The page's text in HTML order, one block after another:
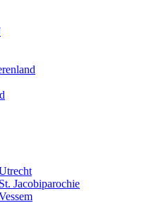
Jacobiparochie